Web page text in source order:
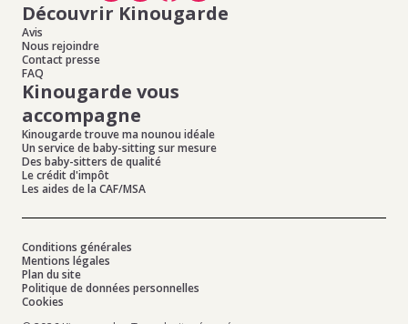
Découvrir Kinougarde
Avis
Nous rejoindre
Contact presse
FAQ
Kinougarde vous
accompagne
Kinougarde trouve ma nounou idéale
Un service de baby-sitting sur mesure
Des baby-sitters de qualité
Le crédit d'impôt
Les aides de la CAF/MSA
Conditions générales
Mentions légales
Plan du site
Politique de données personnelles
Cookies